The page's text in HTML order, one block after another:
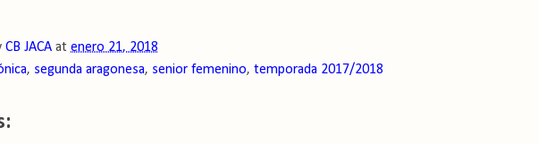
CB JACA at enero 21, 2018
, segunda aragonesa, senior femenino, temporada 2017/2018